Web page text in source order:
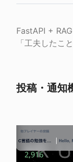
FastAPI +
「工夫したこ
投稿・通知